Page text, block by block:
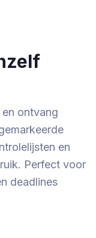
ontvang
en
Perfect voor
deadlines